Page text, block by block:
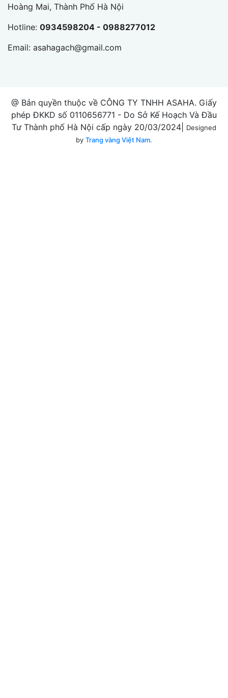
Hoàng Mai, Thành Phố Hà Nội
Hotline: 0934598204 - 0988277012
Email: asahagach@gmail.com
@ Bản quyền thuộc về CÔNG TY TNHH ASAHA. Giấy
phép ĐKKD số 0110656771 - Do Sở Kế Hoạch Và Đầu
Tư Thành phố Hà Nội cấp ngày 20/03/2024|
Designed
by Trang vàng Việt Nam.